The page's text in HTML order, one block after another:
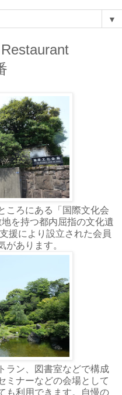
▼
ころにある「国際文化会
を持つ都内屈指の文化遺
援により設立された会員
があります。
ラン、図書室などで構成
ミナーなどの会場として
も利用できます。自慢の